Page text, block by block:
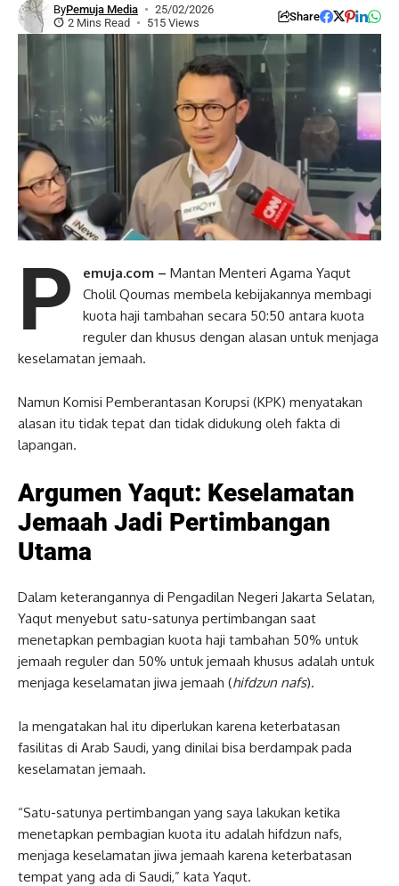
ByPemuja Media
25/02/2026
2 Mins Read
515 Views Share
P emuja.com – Mantan Menteri Agama Yaqut
Cholil Qoumas membela kebijakannya membagi
kuota haji tambahan secara 50:50 antara kuota
reguler dan khusus dengan alasan untuk menjaga
keselamatan jemaah.
Namun Komisi Pemberantasan Korupsi (KPK) menyatakan
alasan itu tidak tepat dan tidak didukung oleh fakta di
lapangan.
Argumen Yaqut: Keselamatan
Jemaah Jadi Pertimbangan
Utama
Dalam keterangannya di Pengadilan Negeri Jakarta Selatan,
Yaqut menyebut satu-satunya pertimbangan saat
menetapkan pembagian kuota haji tambahan 50% untuk
jemaah reguler dan 50% untuk jemaah khusus adalah untuk
menjaga keselamatan jiwa jemaah (hifdzun nafs).
Ia mengatakan hal itu diperlukan karena keterbatasan
fasilitas di Arab Saudi, yang dinilai bisa berdampak pada
keselamatan jemaah.
“Satu-satunya pertimbangan yang saya lakukan ketika
menetapkan pembagian kuota itu adalah hifdzun nafs,
menjaga keselamatan jiwa jemaah karena keterbatasan
tempat yang ada di Saudi,” kata Yaqut.